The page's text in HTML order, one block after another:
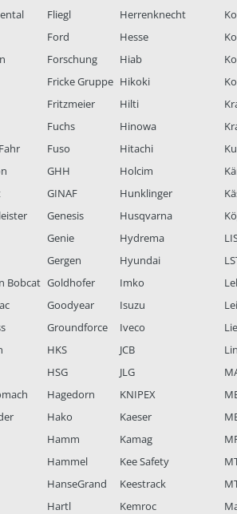
Bobcat
Fliegl
Ford
Forschung
Fricke Gruppe
Fritzmeier
Fuchs
Fuso
GHH
GINAF
Genesis
Genie
Gergen
Goldhofer
Goodyear
Groundforce
HKS
HSG
Hagedorn
Hako
Hamm
Hammel
HanseGrand
Hartl
Herrenknecht
Hesse
Hiab
Hikoki
Hilti
Hinowa
Hitachi
Holcim
Hunklinger
Husqvarna
Hydrema
Hyundai
Imko
Isuzu
Iveco
JCB
JLG
KNIPEX
Kaeser
Kamag
Kee Safety
Keestrack
Kemroc